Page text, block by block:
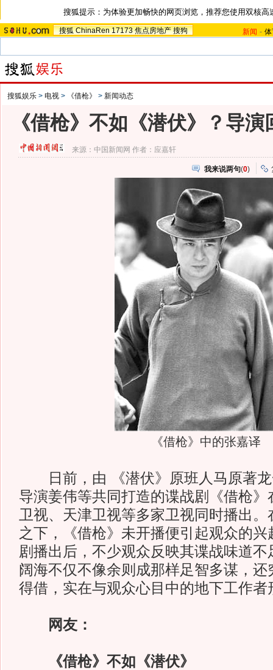
搜狐提示：为体验更加畅快的网页浏览，推荐您使用双核高
搜狐 ChinaRen 17173 焦点房地产 搜狗 新闻 -
搜狐娱乐 > 电视 > 《借枪》 > 新闻动态
《借枪》不如《潜伏》？导
来源： 中国新闻网 作者：应嘉轩
我来说两句(0)
《借枪》中的张嘉译
日前，由 《潜伏》原班人马原著龙
导演姜伟等共同打造的谍战剧《借枪》
卫视、天津卫视等多家卫视同时播出
之下，《借枪》未开播便引起观众的
剧播出后，不少观众反映其谍战味道
阔海不仅不像余则成那样足智多谋，还
得借，实在与观众心目中的地下工作者
网友：
《借枪》不如《潜伏》